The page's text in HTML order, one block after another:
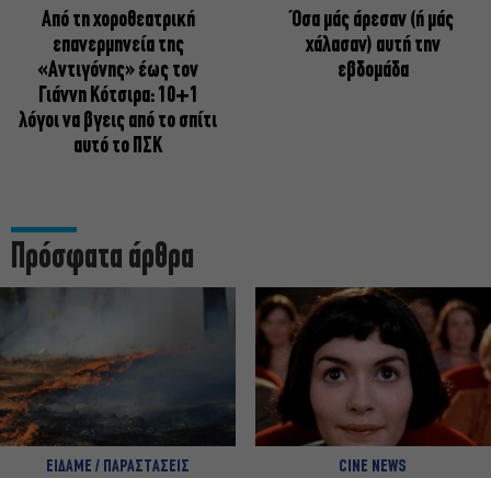
Από τη χοροθεατρική
επανερμηνεία της
«Αντιγόνης» έως τον
Γιάννη Κότσιρα: 10+1
λόγοι να βγεις από το σπίτι
αυτό το ΠΣΚ
Όσα μάς άρεσαν (ή μάς
χάλασαν) αυτή την
εβδομάδα
Πρόσφατα άρθρα
ΕΙΔΑΜΕ / ΠΑΡΑΣΤΑΣΕΙΣ CINE NEWS